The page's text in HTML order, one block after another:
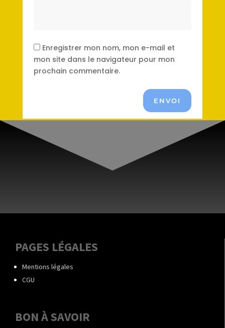
Enregistrer mon nom, mon e-mail et
mon site dans le navigateur pour mon
prochain commentaire.
ENVOI
PAGES LÉGALES
Mentions légales
CGU
BON À SAVOIR